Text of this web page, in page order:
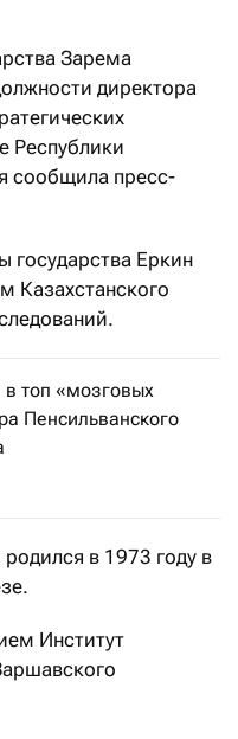
Зарема
директора
Республики
сообщила пресс-
государства Еркин
Казахстанского
топ «мозговых
Пенсильванского
в 1973 году в
Институт